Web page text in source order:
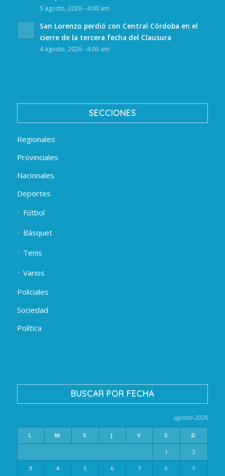
5 agosto, 2026 - 4:00 am
San Lorenzo perdió con Central Córdoba en el
cierre de la tercera fecha del Clausura
4 agosto, 2026 - 4:00 am
SECCIONES
Regionales
Provinciales
Nacionales
Deportes
Fútbol
Básquet
Tenis
Varios
Policiales
Sociedad
Política
BUSCAR POR FECHA
agosto 2026
L M X J V S D
1 2
3 4 5 6 7 8 9